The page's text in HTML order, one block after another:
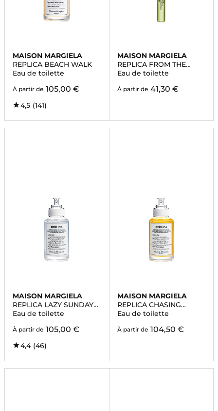
MAISON MARGIELA
REPLICA BEACH WALK
Eau de toilette
À partir de 105,00 €
4,5 (141)
MAISON MARGIELA
REPLICA FROM THE
GARDEN
Eau de toilette
À partir de 41,30 €
MAISON MARGIELA
REPLICA LAZY SUNDAY
MORNING
Eau de toilette
À partir de 105,00 €
4,4 (46)
MAISON MARGIELA
REPLICA CHASING
SUNSETS
Eau de toilette
À partir de 104,50 €